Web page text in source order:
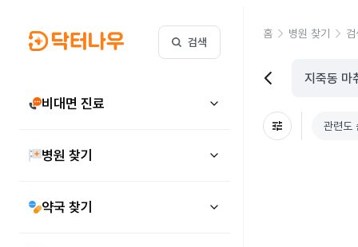
검색
비대면 진료
병원 찾기
약국 찾기
홈 병원 찾기
관련도